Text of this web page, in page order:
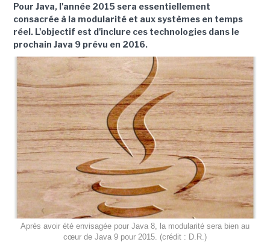
Pour Java, l'année 2015 sera essentiellement
consacrée à la modularité et aux systèmes en temps
réel. L'objectif est d'inclure ces technologies dans le
prochain Java 9 prévu en 2016.
Après avoir été envisagée pour Java 8, la modularité sera bien au
cœur de Java 9 pour 2015. (crédit : D.R.)